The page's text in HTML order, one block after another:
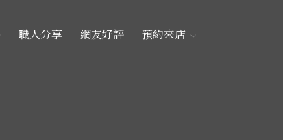
職人分享 網友好評 預約來店